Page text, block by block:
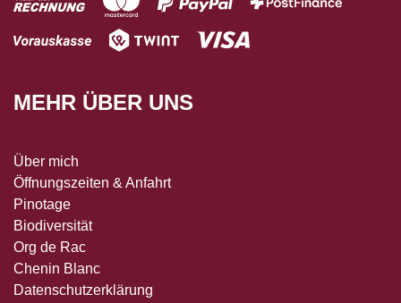
MEHR ÜBER UNS
Über mich
Öffnungszeiten & Anfahrt
Pinotage
Biodiversität
Org de Rac
Chenin Blanc
Datenschutzerklärung